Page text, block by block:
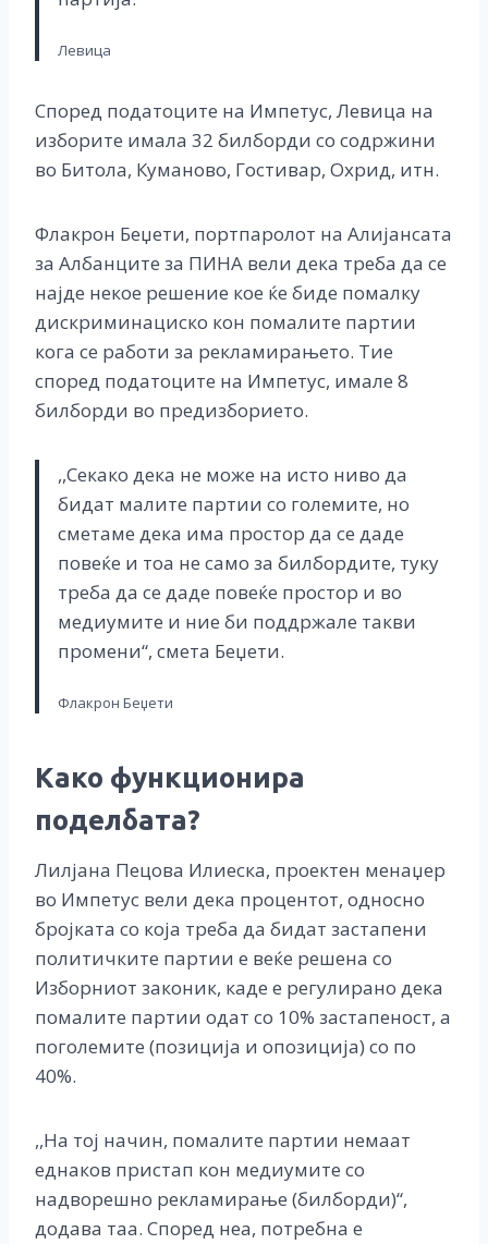
Левица
Според податоците на Импетус, Левица на
изборите имала 32 билборди со содржини
во Битола, Куманово, Гостивар, Охрид, итн.
Флакрон Беџети, портпаролот на Алијансата
за Албанците за ПИНА вели дека треба да се
најде некое решение кое ќе биде помалку
дискриминациско кон помалите партии
кога се работи за рекламирањето. Тие
според податоците на Импетус, имале 8
билборди во предизборието.
,,Секако дека не може на исто ниво да
бидат малите партии со големите, но
сметаме дека има простор да се даде
повеќе и тоа не само за билбордите, туку
треба да се даде повеќе простор и во
медиумите и ние би поддржале такви
промени“, смета Беџети.
Флакрон Беџети
Како функционира
поделбата?
Лилјана Пецова Илиеска, проектен менаџер
во Импетус вели дека процентот, односно
бројката со која треба да бидат застапени
политичките партии е веќе решена со
Изборниот законик, каде е регулирано дека
помалите партии одат со 10% застапеност, а
поголемите (позиција и опозиција) со по
40%.
,,На тој начин, помалите партии немаат
еднаков пристап кон медиумите со
надворешно рекламирање (билборди)“,
додава таа. Според неа, потребна е